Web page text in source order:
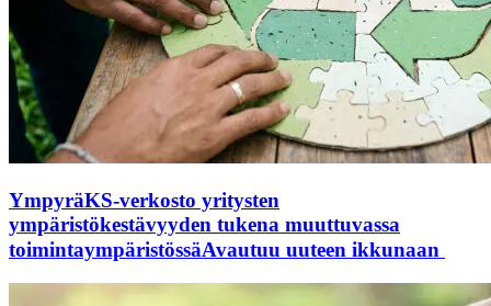
YmpyräKS-verkosto yritysten
ympäristökestävyyden tukena muuttuvassa
toimintaympäristössäAvautuu uuteen ikkunaan